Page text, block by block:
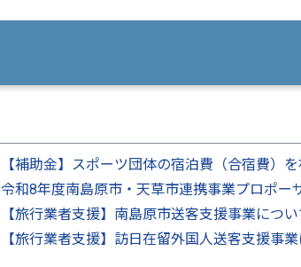
【補助金】スポーツ団体の宿泊費（合宿費）
令和8年度南島原市・天草市連携事業プロポー
【旅行業者支援】南島原市送客支援事業につい
【旅行業者支援】訪日在留外国人送客支援事